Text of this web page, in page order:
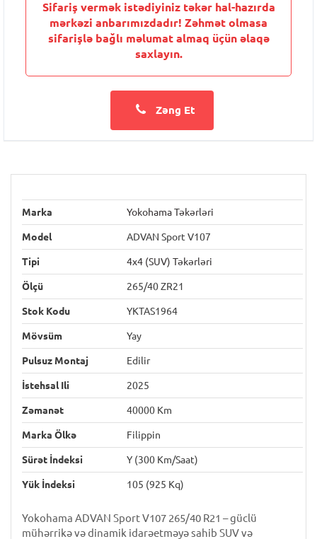
Sifariş vermək istədiyiniz təkər hal-hazırda
mərkəzi anbarımızdadır! Zəhmət olmasa
sifarişlə bağlı məlumat almaq üçün əlaqə
saxlayın.
Zəng Et
Marka Yokohama Təkərləri
Model ADVAN Sport V107
Tipi 4x4 (SUV) Təkərləri
Ölçü 265/40 ZR21
Stok Kodu YKTAS1964
Mövsüm Yay
Pulsuz Montaj Edilir
İstehsal Ili 2025
Zəmanət 40000 Km
Marka Ölkə Filippin
Sürət İndeksi Y (300 Km/saat)
Yük İndeksi 105 (925 Kq)
Yokohama ADVAN Sport V107 265/40 R21 – güclü
mühərrikə və dinamik idarəetməyə sahib SUV və